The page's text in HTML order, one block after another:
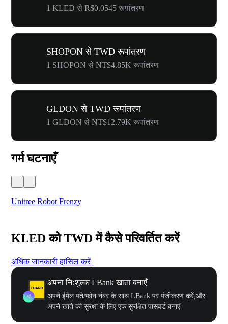
1 KLED से R$0.0545 रूपांतरण
SHOPON से TWD रूपांतरण
1 SHOPON से NT$4.85K रूपांतरण
GLDON से TWD रूपांतरण
1 GLDON से NT$12.79K रूपांतरण
गर्म घटनाएँ
Unitree Robot Frenzy
KLED को TWD में कैसे परिवर्तित करें
अधिक जानकारी हासिल करें
अपना निःशुल्क LBank खाता बनाएँ
अपने ईमेल पते/फ़ोन नंबर के साथ LBank पर पंजीकरण करें,और
अपने खाते की सुरक्षा के लिए एक सुरक्षित पासवर्ड बनाएं